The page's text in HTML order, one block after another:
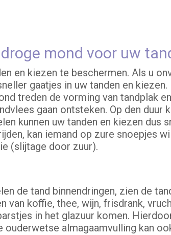
mond voor uw
en kiezen te beschermen. Als u
gaatjes in uw tanden en
treden de vorming van tandplak
gaan ontsteken. Op den duur
kunnen uw tanden en kiezen dus
kan iemand op zure snoepjes
(slijtage door zuur).
de tand binnendringen, zien de
van koffie, thee, wijn, frisdrank,
in het glazuur komen.
almagaamvulling kan